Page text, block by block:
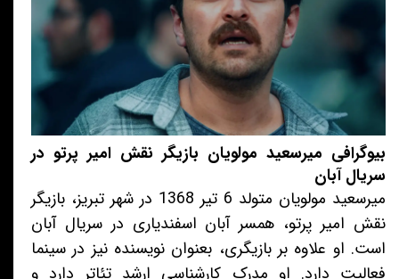
بیوگرافی میرسعید مولویان بازیگر نقش امیر پرتو در
سریال آبان
میرسعید مولویان متولد 6 تیر 1368 در شهر تبریز، بازیگر
نقش امیر پرتو، همسر آبان اسفندیاری در سریال آبان
است. او علاوه بر بازیگری، بعنوان نویسنده نیز در سینما
فعالیت دارد. او مدرک کارشناسی ارشد تئاتر دارد و